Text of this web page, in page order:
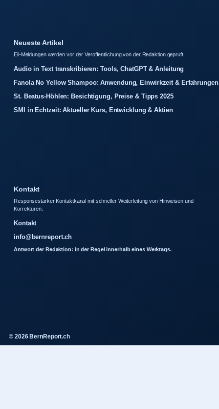
Neueste Artikel
Eil-Meldungen werden vor der Veroffentlichung von der Redaktion gepruft.
Audio in Text transkribieren: Tools, ChatGPT & Anleitung
Fanola No Yellow Shampoo: Anwendung, Einwirkzeit & Erfahrungen
St. Beatus-Höhlen: Besichtigung, Preise & Tipps 2025
SMI in Echtzeit: Aktueller Kurs, Entwicklung & Aktien
Kontakt
Responsestarker Kontaktkanal mit schneller Weiterleitung von Hinweisen und
Korrekturen.
Kontakt
info@bernreport.ch
Antwort der Redaktion: in der Regel innerhalb eines Werktags.
© 2026 BernReport.ch